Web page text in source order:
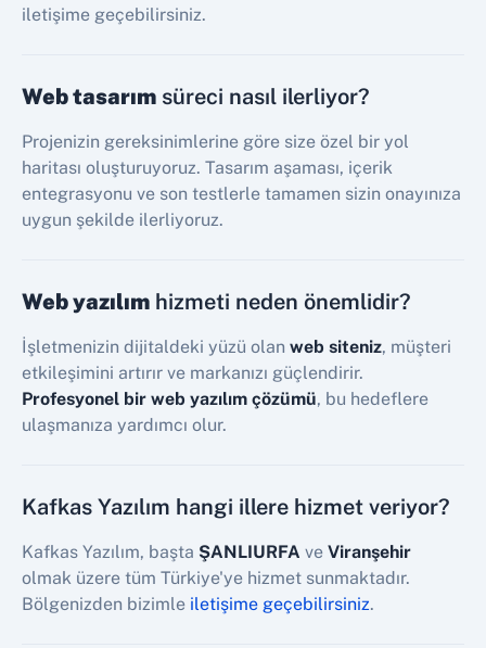
iletişime geçebilirsiniz.
Web tasarım süreci nasıl ilerliyor?
Projenizin gereksinimlerine göre size özel bir yol
haritası oluşturuyoruz. Tasarım aşaması, içerik
entegrasyonu ve son testlerle tamamen sizin onayınıza
uygun şekilde ilerliyoruz.
Web yazılım hizmeti neden önemlidir?
İşletmenizin dijitaldeki yüzü olan web siteniz, müşteri
etkileşimini artırır ve markanızı güçlendirir.
Profesyonel bir web yazılım çözümü, bu hedeflere
ulaşmanıza yardımcı olur.
Kafkas Yazılım hangi illere hizmet veriyor?
Kafkas Yazılım, başta ŞANLIURFA ve Viranşehir
olmak üzere tüm Türkiye'ye hizmet sunmaktadır.
Bölgenizden bizimle iletişime geçebilirsiniz.